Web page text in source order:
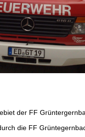
der FF
die FF